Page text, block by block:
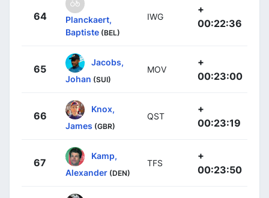
64
Planckaert,
Baptiste (BEL)
IWG
+
00:22:36
65
Jacobs,
Johan (SUI)
MOV
+
00:23:00
66
Knox,
James (GBR)
QST
+
00:23:19
67
Kamp,
Alexander (DEN)
TFS
+
00:23:50